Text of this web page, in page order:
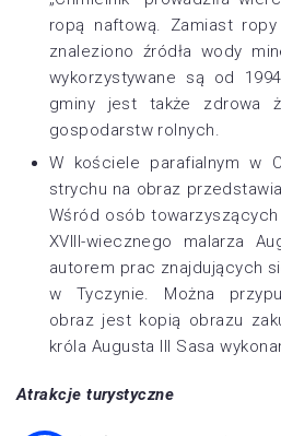
ropą naftową. Zamiast
znaleziono źródła wody
wykorzystywane są od
gminy jest także zdrowa
gospodarstw rolnych.
W kościele parafialnym w
strychu na obraz
Wśród osób
XVIII-wiecznego malarza
autorem prac znajdujących
w Tyczynie. Można
obraz jest kopią obrazu
króla Augusta III Sasa
Atrakcje turystyczne